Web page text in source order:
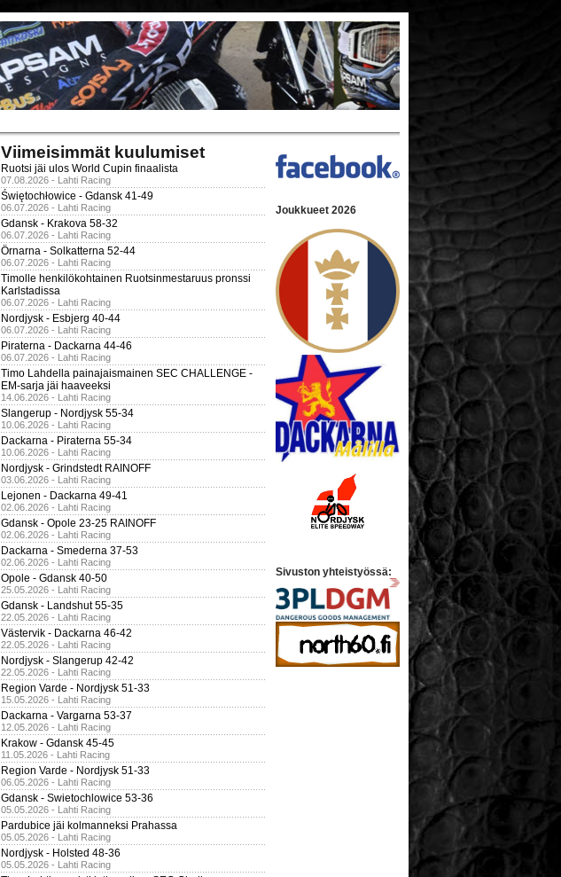
Viimeisimmät kuulumiset
Ruotsi jäi ulos World Cupin finaalista
07.08.2026 - Lahti Racing
Świętochłowice - Gdansk 41-49
06.07.2026 - Lahti Racing
Gdansk - Krakova 58-32
06.07.2026 - Lahti Racing
Örnarna - Solkatterna 52-44
06.07.2026 - Lahti Racing
Timolle henkilökohtainen Ruotsinmestaruus pronssi
Karlstadissa
06.07.2026 - Lahti Racing
Nordjysk - Esbjerg 40-44
06.07.2026 - Lahti Racing
Piraterna - Dackarna 44-46
06.07.2026 - Lahti Racing
Timo Lahdella painajaismainen SEC CHALLENGE -
EM-sarja jäi haaveeksi
14.06.2026 - Lahti Racing
Slangerup - Nordjysk 55-34
10.06.2026 - Lahti Racing
Dackarna - Piraterna 55-34
10.06.2026 - Lahti Racing
Nordjysk - Grindstedt RAINOFF
03.06.2026 - Lahti Racing
Lejonen - Dackarna 49-41
02.06.2026 - Lahti Racing
Gdansk - Opole 23-25 RAINOFF
02.06.2026 - Lahti Racing
Dackarna - Smederna 37-53
02.06.2026 - Lahti Racing
Opole - Gdansk 40-50
25.05.2026 - Lahti Racing
Gdansk - Landshut 55-35
22.05.2026 - Lahti Racing
Västervik - Dackarna 46-42
22.05.2026 - Lahti Racing
Nordjysk - Slangerup 42-42
22.05.2026 - Lahti Racing
Region Varde - Nordjysk 51-33
15.05.2026 - Lahti Racing
Dackarna - Vargarna 53-37
12.05.2026 - Lahti Racing
Krakow - Gdansk 45-45
11.05.2026 - Lahti Racing
Region Varde - Nordjysk 51-33
06.05.2026 - Lahti Racing
Gdansk - Swietochlowice 53-36
05.05.2026 - Lahti Racing
Pardubice jäi kolmanneksi Prahassa
05.05.2026 - Lahti Racing
Nordjysk - Holsted 48-36
05.05.2026 - Lahti Racing
Joukkueet 2026
Sivuston yhteistyössä: